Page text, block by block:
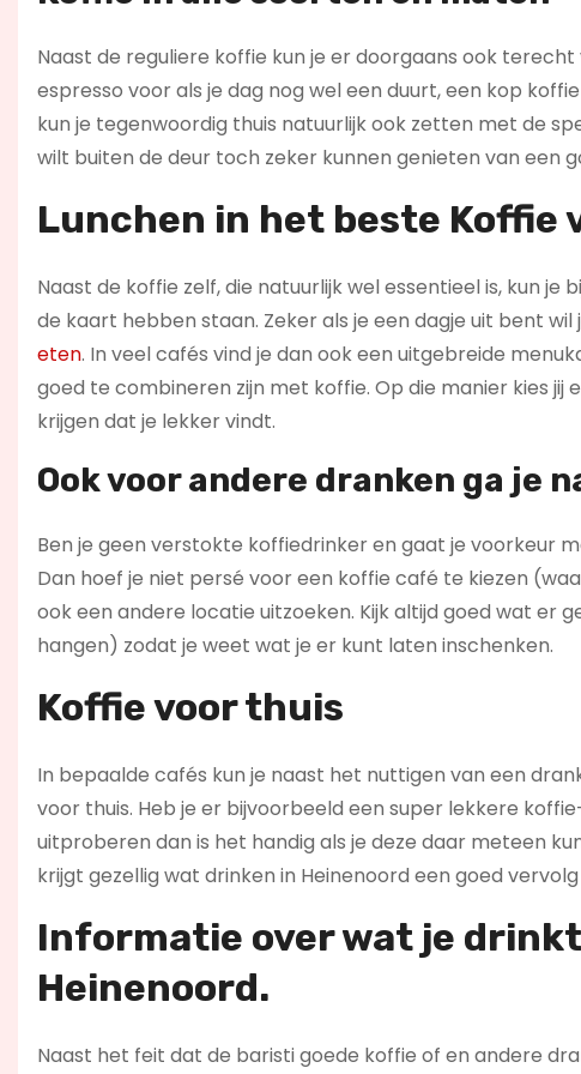
Naast de reguliere koffie kun je er doorgaans ook
espresso voor als je dag nog wel een duurt, een kop
kun je tegenwoordig thuis natuurlijk ook zetten met de
wilt buiten de deur toch zeker kunnen genieten van een
Lunchen in het beste Koffie
Naast de koffie zelf, die natuurlijk wel essentieel is, kun
de kaart hebben staan. Zeker als je een dagje uit bent
eten. In veel cafés vind je dan ook een uitgebreide
goed te combineren zijn met koffie. Op die manier kies
krijgen dat je lekker vindt.
Ook voor andere dranken ga je
Ben je geen verstokte koffiedrinker en gaat je voorkeur
Dan hoef je niet persé voor een koffie café te kiezen
ook een andere locatie uitzoeken. Kijk altijd goed wat
hangen) zodat je weet wat je er kunt laten inschenken.
Koffie voor thuis
In bepaalde cafés kun je naast het nuttigen van een
voor thuis. Heb je er bijvoorbeeld een super lekkere
uitproberen dan is het handig als je deze daar meteen
krijgt gezellig wat drinken in Heinenoord een goed vervolg
Informatie over wat je
Heinenoord.
Naast het feit dat de baristi goede koffie of en andere